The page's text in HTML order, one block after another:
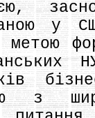
у
з